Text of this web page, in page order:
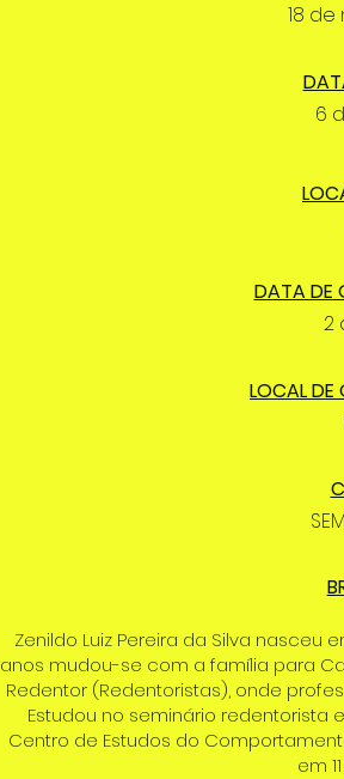
18
6
DATA DE
2
LOCAL DE
Zenildo Luiz Pereira da Silva nasceu
anos mudou-se com a família para
Redentor (Redentoristas), onde
Estudou no seminário redentorista
Centro de Estudos do
em